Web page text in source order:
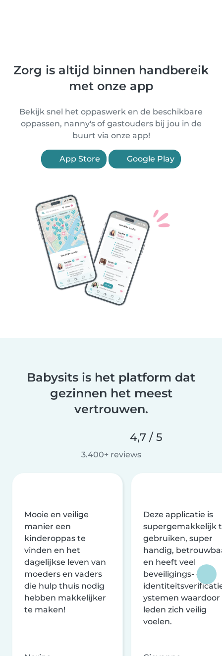
Zorg is altijd binnen handbereik
met onze app
Bekijk snel het oppaswerk en de beschikbare
oppassen, nanny's of gastouders bij jou in de
buurt via onze app!
App Store Google Play
Babysits is het platform dat
gezinnen het meest
vertrouwen.
4,7 / 5
3.400+ reviews
Mooie en veilige
manier een
kinderoppas te
vinden en het
dagelijkse leven van
moeders en vaders
die hulp thuis nodig
hebben makkelijker
te maken!
Deze applicatie is
supergemakkelijk
gebruiken, super
handig,
en heeft veel
beveiligings- en
ystemen waardoor
leden zich veilig
voelen.